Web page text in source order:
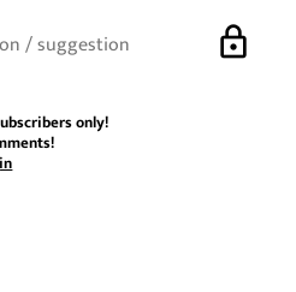
lock
only!